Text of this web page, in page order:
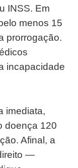
INSS. Em
menos 15
prorrogação.
incapacidade
imediata,
doença 120
Afinal, a
—